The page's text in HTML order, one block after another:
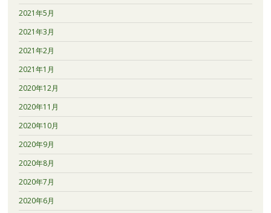
2021年5月
2021年3月
2021年2月
2021年1月
2020年12月
2020年11月
2020年10月
2020年9月
2020年8月
2020年7月
2020年6月